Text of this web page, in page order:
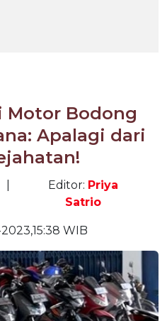
Motor Bodong
Apalagi dari
Editor: Priya
Satrio
WIB